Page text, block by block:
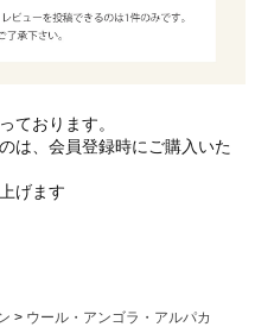
ております。
は、会員登録時にご購入いた
げます
ウール・アンゴラ・アルパカ